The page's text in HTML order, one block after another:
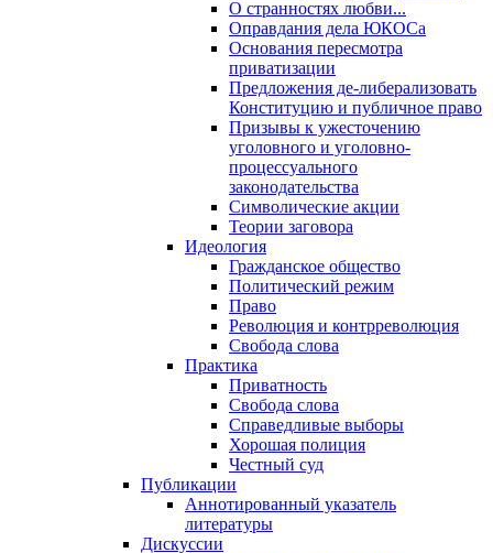
О странностях любви...
Оправдания дела ЮКОСа
Основания пересмотра
приватизации
Предложения де-либерализовать
Конституцию и публичное право
Призывы к ужесточению
уголовного и уголовно-
процессуального
законодательства
Символические акции
Теории заговора
Идеология
Гражданское общество
Политический режим
Право
Революция и контрреволюция
Свобода слова
Практика
Приватность
Свобода слова
Справедливые выборы
Хорошая полиция
Честный суд
Публикации
Аннотированный указатель
литературы
Дискуссии